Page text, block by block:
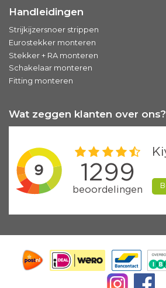
Handleidingen
Strijkijzersnoer strippen
Eurostekker monteren
Stekker + RA monteren
Schakelaar monteren
Fitting monteren
Wat zeggen klanten over ons?